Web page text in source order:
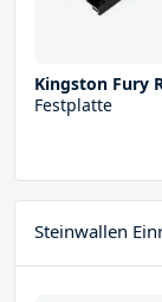
Kingston Fury
Festplatte
Steinwallen